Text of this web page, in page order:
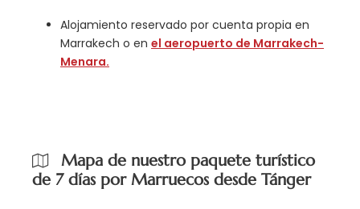
Alojamiento reservado por cuenta propia en
Marrakech o en el aeropuerto de Marrakech-
Menara.
Mapa de nuestro paquete turístico
de 7 días por Marruecos desde Tánger